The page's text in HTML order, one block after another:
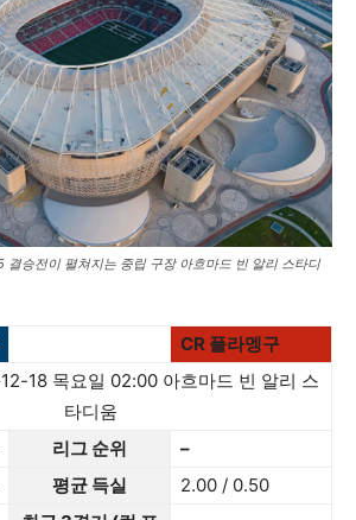
결승전이 펼쳐지는 중립 구장 아흐마드 빈 알리 스타디
CR 플라멩구
18 목요일 02:00 아흐마드 빈 알리 스
타디움
리그 순위
–
평균 득실 2.00 / 0.50